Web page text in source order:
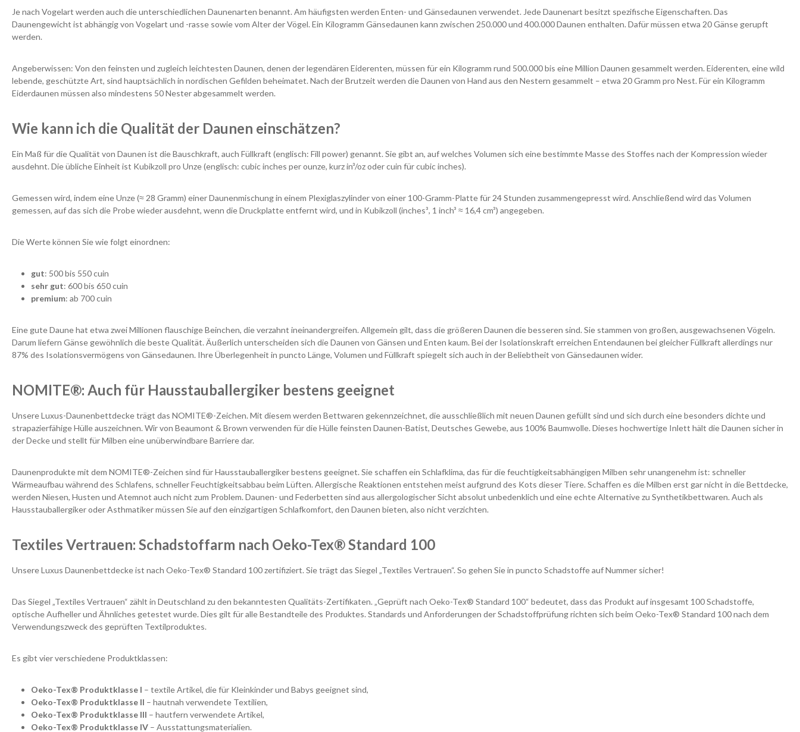
Je nach Vogelart werden auch die unterschiedlichen Daunenarten benannt. Am häufigsten werden Enten- und Gänsedaunen verwendet. Jede Daunenart besitzt spezifische Eigenschaften. Das
Daunengewicht ist abhängig von Vogelart und -rasse sowie vom Alter der Vögel. Ein Kilogramm Gänsedaunen kann zwischen 250.000 und 400.000 Daunen enthalten. Dafür müssen etwa 20 Gänse gerupft
werden.
Angeberwissen: Von den feinsten und zugleich leichtesten Daunen, denen der legendären Eiderenten, müssen für ein Kilogramm rund 500.000 bis eine Million Daunen gesammelt werden. Eiderenten, eine wild
lebende, geschützte Art, sind hauptsächlich in nordischen Gefilden beheimatet. Nach der Brutzeit werden die Daunen von Hand aus den Nestern gesammelt – etwa 20 Gramm pro Nest. Für ein Kilogramm
Eiderdaunen müssen also mindestens 50 Nester abgesammelt werden.
Wie kann ich die Qualität der Daunen einschätzen?
Ein Maß für die Qualität von Daunen ist die Bauschkraft, auch Füllkraft (englisch: Fill power) genannt. Sie gibt an, auf welches Volumen sich eine bestimmte Masse des Stoffes nach der Kompression wieder
ausdehnt. Die übliche Einheit ist Kubikzoll pro Unze (englisch: cubic inches per ounze, kurz in³/oz oder cuin für cubic inches).
Gemessen wird, indem eine Unze (≈ 28 Gramm) einer Daunenmischung in einem Plexiglaszylinder von einer 100-Gramm-Platte für 24 Stunden zusammengepresst wird. Anschließend wird das Volumen
gemessen, auf das sich die Probe wieder ausdehnt, wenn die Druckplatte entfernt wird, und in Kubikzoll (inches³, 1 inch³ ≈ 16,4 cm³) angegeben.
Die Werte können Sie wie folgt einordnen:
gut: 500 bis 550 cuin
sehr gut: 600 bis 650 cuin
premium: ab 700 cuin
Eine gute Daune hat etwa zwei Millionen flauschige Beinchen, die verzahnt ineinandergreifen. Allgemein gilt, dass die größeren Daunen die besseren sind. Sie stammen von großen, ausgewachsenen Vögeln.
Darum liefern Gänse gewöhnlich die beste Qualität. Äußerlich unterscheiden sich die Daunen von Gänsen und Enten kaum. Bei der Isolationskraft erreichen Entendaunen bei gleicher Füllkraft allerdings nur
87% des Isolationsvermögens von Gänsedaunen. Ihre Überlegenheit in puncto Länge, Volumen und Füllkraft spiegelt sich auch in der Beliebtheit von Gänsedaunen wider.
NOMITE®: Auch für Hausstauballergiker bestens geeignet
Unsere Luxus-Daunenbettdecke trägt das NOMITE®-Zeichen. Mit diesem werden Bettwaren gekennzeichnet, die ausschließlich mit neuen Daunen gefüllt sind und sich durch eine besonders dichte und
strapazierfähige Hülle auszeichnen. Wir von Beaumont & Brown verwenden für die Hüllefeinsten Daunen-Batist, Deutsches Gewebe, aus 100% Baumwolle. Dieses hochwertige Inlett hält die Daunen sicher in
der Decke und stellt für Milben eine unüberwindbare Barriere dar.
Daunenprodukte mit dem NOMITE®-Zeichen sind für Hausstauballergiker bestens geeignet. Sie schaffen ein Schlafklima, das für die feuchtigkeitsabhängigen Milben sehr unangenehm ist: schneller
Wärmeaufbau während des Schlafens, schneller Feuchtigkeitsabbau beim Lüften. Allergische Reaktionen entstehen meist aufgrund des Kots dieser Tiere. Schaffen es die Milben erst gar nicht in die Bettdecke,
werden Niesen, Husten und Atemnot auch nicht zum Problem. Daunen- und Federbetten sind aus allergologischer Sicht absolut unbedenklich und eine echte Alternative zu Synthetikbettwaren. Auch als
Hausstauballergiker oder Asthmatiker müssen Sie auf den einzigartigen Schlafkomfort, den Daunen bieten, also nicht verzichten.
Textiles Vertrauen: Schadstoffarm nach Oeko-Tex® Standard 100
Unsere Luxus Daunenbettdecke ist nach Oeko-Tex® Standard 100 zertifiziert. Sie trägt das Siegel „Textiles Vertrauen“. So gehen Sie in puncto Schadstoffe auf Nummer sicher!
Das Siegel „Textiles Vertrauen“ zählt in Deutschland zu den bekanntesten Qualitäts-Zertifikaten. „Geprüft nach Oeko-Tex® Standard 100“ bedeutet, dass das Produkt auf insgesamt 100 Schadstoffe,
optische Aufheller und Ähnliches getestet wurde. Dies gilt für alle Bestandteile des Produktes. Standards und Anforderungen der Schadstoffprüfung richten sich beim Oeko-Tex® Standard 100 nach dem
Verwendungszweck des geprüften Textilproduktes.
Es gibt vier verschiedene Produktklassen:
Oeko-Tex® Produktklasse I – textile Artikel, die für Kleinkinder und Babys geeignet sind,
Oeko-Tex® Produktklasse II – hautnah verwendete Textilien,
Oeko-Tex® Produktklasse III – hautfern verwendete Artikel,
Oeko-Tex® Produktklasse IV – Ausstattungsmaterialien.